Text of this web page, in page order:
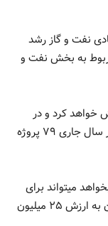
نفت و گاز رشد
در کشور اتفاق افتاد که نیمی از ۶.۱ مربوط به بخش نفت و
خواهد کرد و در
تولید گاز هم با افزایش مواجه خواهیم بود و در سال جاری ۷۹ پروژه
میتواند برای
سرمایه گذاران اقدام کند بیش از ۵۰ پروژه کلان به ارزش ۲۵ میلیون